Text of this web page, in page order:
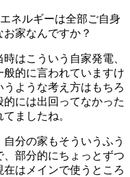
ネルギーは全部ご自身
家なんですか？
はこういう自家発電、
的に言われていますけ
ような考え方はもちろ
には出回ってなかった
ましたね。
分の家もそういうふう
部分的にちょっとずつ
はメインで使うところ